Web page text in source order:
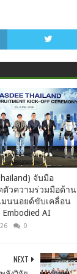
จับมือ
ตัวความร่วมมือด้าน
นนอยด์ขับเคลื่อน
AI
0
NEXT